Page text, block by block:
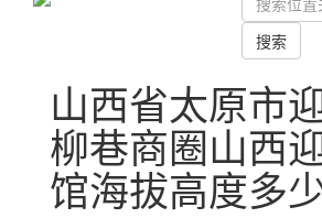
搜索
山西省太原市
柳巷商圈山西
馆海拔高度多